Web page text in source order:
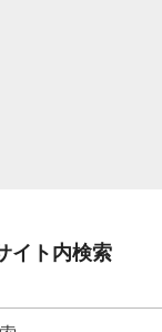
イト内検索